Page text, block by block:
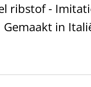
ribstof -
Gemaakt in